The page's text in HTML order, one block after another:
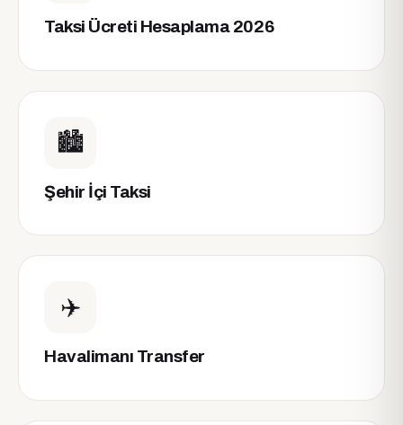
Taksi Ücreti Hesaplama 2026
🏙️
Şehir İçi Taksi
✈️
Havalimanı Transfer